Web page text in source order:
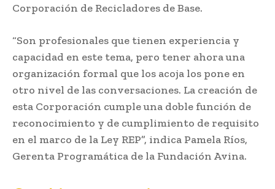
Corporación de Recicladores de Base.
“Son profesionales que tienen experiencia y
capacidad en este tema, pero tener ahora una
organización formal que los acoja los pone en
otro nivel de las conversaciones. La creación de
esta Corporación cumple una doble función de
reconocimiento y de cumplimiento de requisito
en el marco de la Ley REP”, indica Pamela Ríos,
Gerenta Programática de la Fundación Avina.